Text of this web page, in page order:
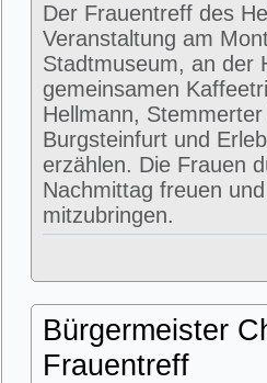
Der Frauentreff des
Veranstaltung am
Stadtmuseum, an der
gemeinsamen
Hellmann,
Burgsteinfurt und
erzählen. Die Frauen
Nachmittag freuen
mitzubringen.
Bürgermeister
Frauentreff